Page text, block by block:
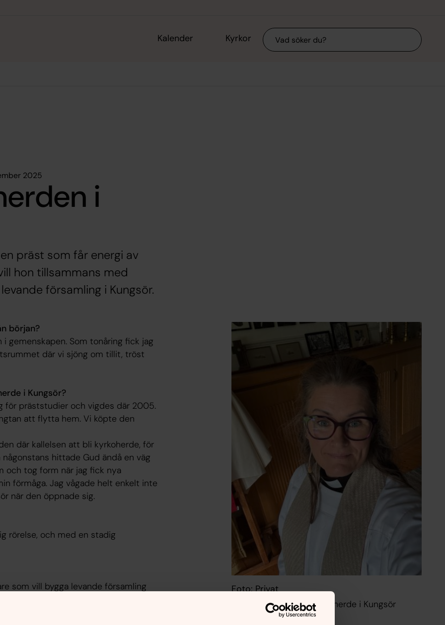
Kalender Kyrkor Sök
2025
i
präst som får energi av
hon tillsammans med
församling i Kungsör.
början?
gemenskapen. Som tonåring fick jag
där vi sjöng om tillit, tröst
i Kungsör?
för präststudier och vigdes där 2005.
att flytta hem. Vi köpte den
där kallelsen att bli kyrkoherde, för
hittade Gud ändå en väg
och tog form när jag fick nya
förmåga. Jag vågade helt enkelt inte
när den öppnade sig.
rörelse, och med en stadig
som vill bygga levande församling
och att försöka lär mig allt nytt
Foto: Privat
Pernilla Biber Söder, Kyrkoherde i Kungsör